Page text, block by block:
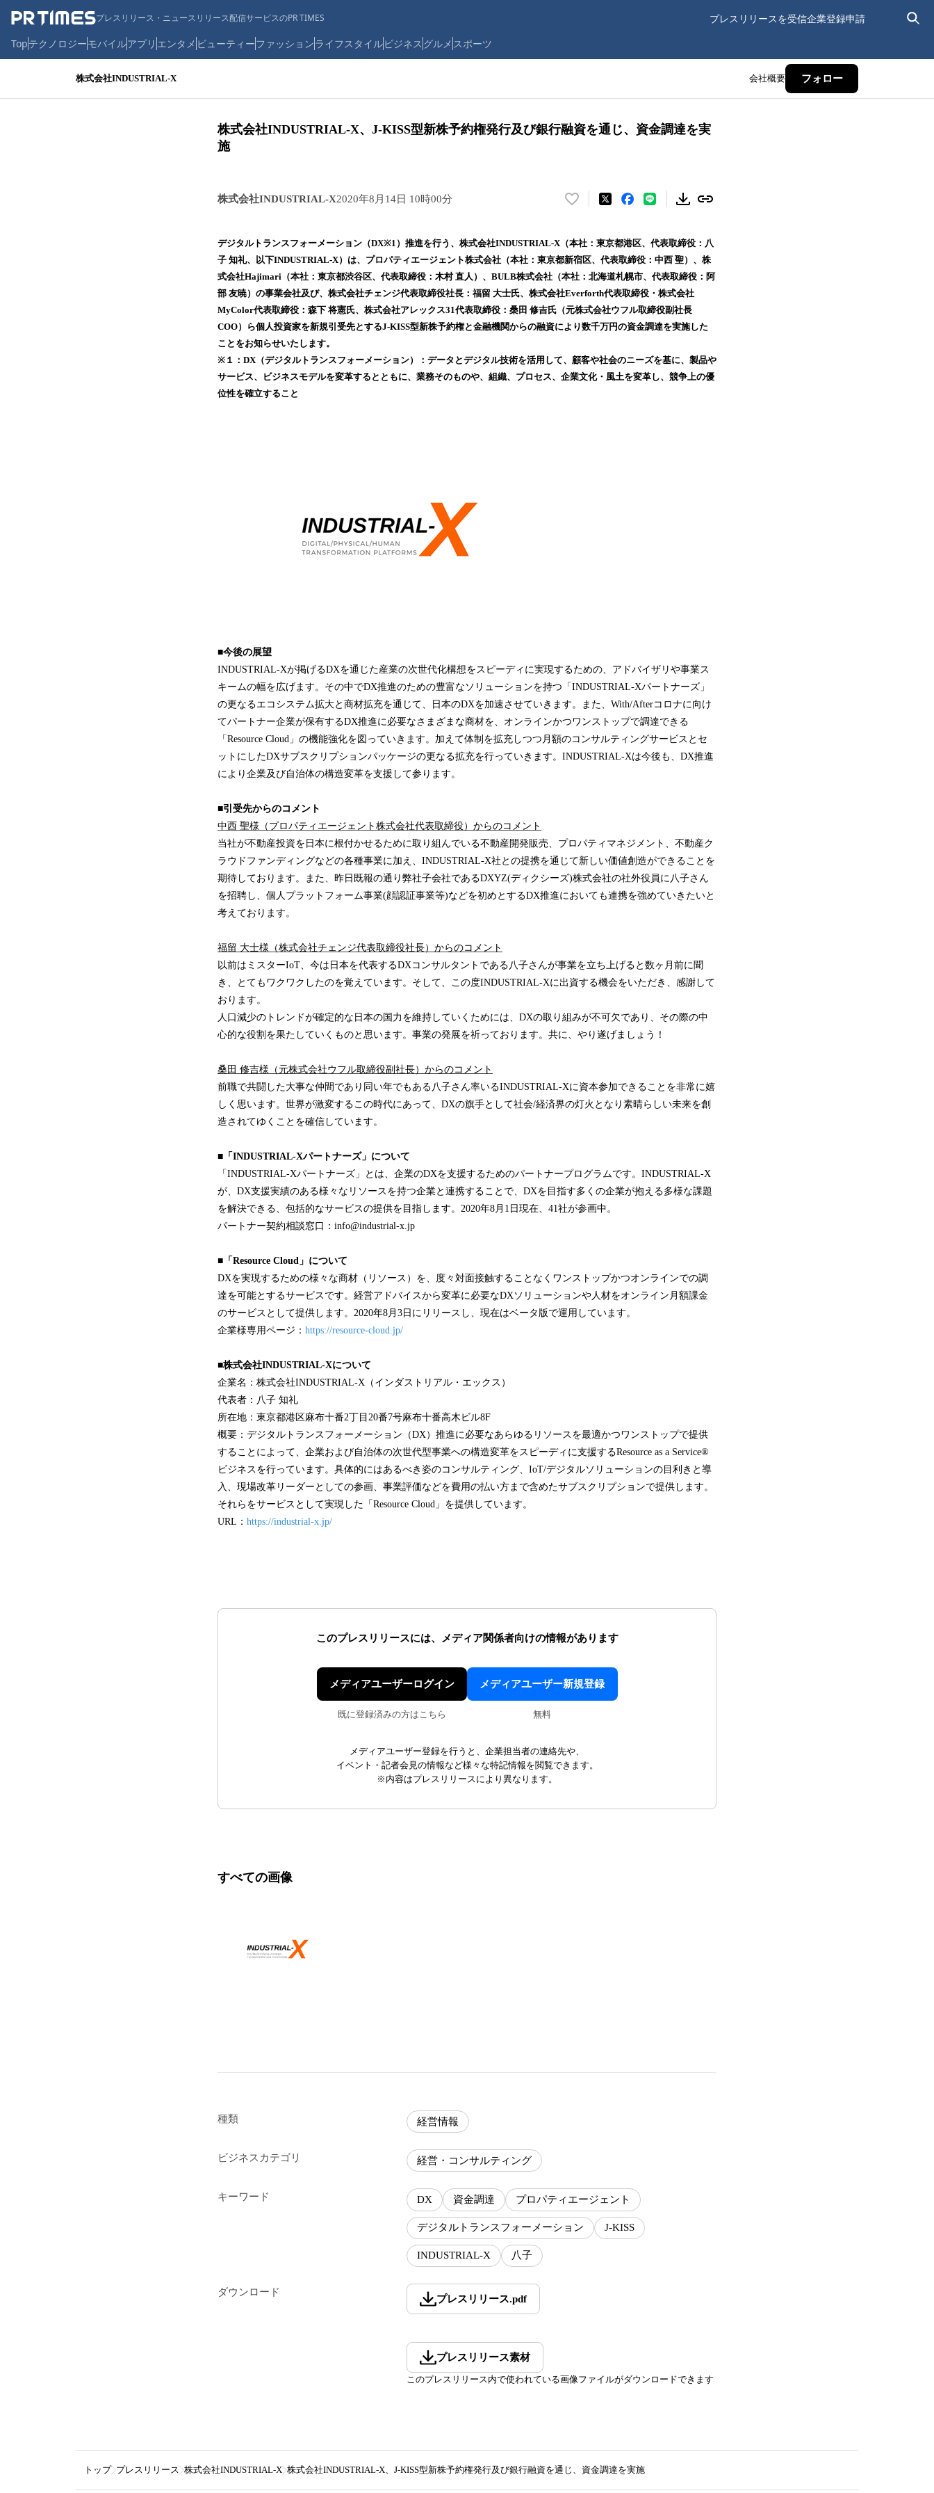
プレスリリース・ニュースリリース配信サービスのPR TIMES プレスリリースを受信企業登録申請
Topテクノロジーモバイルアプリ エンタメ ビューティーファッションライフスタイルビジネス グルメ スポーツ
株式会社INDUSTRIAL-X 会社概要 フォロー
株式会社INDUSTRIAL-X、J-KISS型新株予約権発行及び銀行融資を通じ、資金調達を実
施
株式会社INDUSTRIAL-X2020年8月14日 10時00分
い
！
数
を
読
み
込
で
す
デジタルトランスフォーメーション（DX※1）推進を行う、株式会社INDUSTRIAL-X（本社：東京都港区、代表取締役：八
子 知礼、以下INDUSTRIAL-X）は、プロパティエージェント株式会社（本社：東京都新宿区、代表取締役：中西 聖）、株
式会社Hajimari（本社：東京都渋谷区、代表取締役：木村 直人）、BULB株式会社（本社：北海道札幌市、代表取締役：阿
部 友暁）の事業会社及び、株式会社チェンジ代表取締役社長：福留 大士氏、株式会社Everforth代表取締役・株式会社
MyColor代表取締役：森下 将憲氏、株式会社アレックス31代表取締役：桑田 修吉氏（元株式会社ウフル取締役副社長
COO）ら個人投資家を新規引受先とするJ-KISS型新株予約権と金融機関からの融資により数千万円の資金調達を実施した
ことをお知らせいたします。
※１：DX（デジタルトランスフォーメーション）：データとデジタル技術を活用して、顧客や社会のニーズを基に、製品や
サービス、ビジネスモデルを変革するとともに、業務そのものや、組織、プロセス、企業文化・風土を変革し、競争上の優
位性を確立すること
■今後の展望
INDUSTRIAL-Xが掲げるDXを通じた産業の次世代化構想をスピーディに実現するための、アドバイザリや事業ス
キームの幅を広げます。その中でDX推進のための豊富なソリューションを持つ「INDUSTRIAL-Xパートナーズ」
の更なるエコシステム拡大と商材拡充を通じて、日本のDXを加速させていきます。また、With/Afterコロナに向け
てパートナー企業が保有するDX推進に必要なさまざまな商材を、オンラインかつワンストップで調達できる
「Resource Cloud」の機能強化を図っていきます。加えて体制を拡充しつつ月額のコンサルティングサービスとセ
ットにしたDXサブスクリプションパッケージの更なる拡充を行っていきます。INDUSTRIAL-Xは今後も、DX推進
により企業及び自治体の構造変革を支援して参ります。
■引受先からのコメント
中西 聖様（プロパティエージェント株式会社代表取締役）からのコメント
当社が不動産投資を日本に根付かせるために取り組んでいる不動産開発販売、プロパティマネジメント、不動産ク
ラウドファンディングなどの各種事業に加え、INDUSTRIAL-X社との提携を通じて新しい価値創造ができることを
期待しております。また、昨日既報の通り弊社子会社であるDXYZ(ディクシーズ)株式会社の社外役員に八子さん
を招聘し、個人プラットフォーム事業(顔認証事業等)などを初めとするDX推進においても連携を強めていきたいと
考えております。
福留 大士様（株式会社チェンジ代表取締役社長）からのコメント
以前はミスターIoT、今は日本を代表するDXコンサルタントである八子さんが事業を立ち上げると数ヶ月前に聞
き、とてもワクワクしたのを覚えています。そして、この度INDUSTRIAL-Xに出資する機会をいただき、感謝して
おります。
人口減少のトレンドが確定的な日本の国力を維持していくためには、DXの取り組みが不可欠であり、その際の中
心的な役割を果たしていくものと思います。事業の発展を祈っております。共に、やり遂げましょう！
桑田 修吉様（元株式会社ウフル取締役副社長）からのコメント
前職で共闘した大事な仲間であり同い年でもある八子さん率いるINDUSTRIAL-Xに資本参加できることを非常に嬉
しく思います。世界が激変するこの時代にあって、DXの旗手として社会/経済界の灯火となり素晴らしい未来を創
造されてゆくことを確信しています。
■「INDUSTRIAL-Xパートナーズ」について
「INDUSTRIAL-Xパートナーズ」とは、企業のDXを支援するためのパートナープログラムです。INDUSTRIAL-X
が、DX支援実績のある様々なリソースを持つ企業と連携することで、DXを目指す多くの企業が抱える多様な課題
を解決できる、包括的なサービスの提供を目指します。2020年8月1日現在、41社が参画中。
パートナー契約相談窓口：info@industrial-x.jp
■「Resource Cloud」について
DXを実現するための様々な商材（リソース）を、度々対面接触することなくワンストップかつオンラインでの調
達を可能とするサービスです。経営アドバイスから変革に必要なDXソリューションや人材をオンライン月額課金
のサービスとして提供します。2020年8月3日にリリースし、現在はベータ版で運用しています。
企業様専用ページ： https://resource-cloud.jp/
■株式会社INDUSTRIAL-Xについて
企業名：株式会社INDUSTRIAL-X（インダストリアル・エックス）
代表者：八子 知礼
所在地：東京都港区麻布十番2丁目20番7号麻布十番高木ビル8F
概要：デジタルトランスフォーメーション（DX）推進に必要なあらゆるリソースを最適かつワンストップで提供
することによって、企業および自治体の次世代型事業への構造変革をスピーディに支援するResource as a Service®
ビジネスを行っています。具体的にはあるべき姿のコンサルティング、IoT/デジタルソリューションの目利きと導
入、現場改革リーダーとしての参画、事業評価などを費用の払い方まで含めたサブスクリプションで提供します。
それらをサービスとして実現した「Resource Cloud」を提供しています。
URL： https://industrial-x.jp/
このプレスリリースには、 メディア関係者向けの情報があります
メディアユーザーログイン
既に登録済みの方はこちら
メディアユーザー新規登録
無料
メディアユーザー登録を行うと、企業担当者の連絡先や、
イベント・記者会見の情報など様々な特記情報を閲覧できます。
※内容はプレスリリースにより異なります。
すべての画像
種類 経営情報
ビジネスカテゴリ 経営・コンサルティング
キーワード DX 資金調達 プロパティエージェント
デジタルトランスフォーメーション J-KISS
INDUSTRIAL-X 八子
ダウンロード
プレスリリース.pdf
プレスリリース素材
このプレスリリース内で使われている画像ファイルがダウンロードできます
トップ プレスリリース 株式会社INDUSTRIAL-X 株式会社INDUSTRIAL-X、J-KISS型新株予約権発行及び銀行融資を通じ、資金調達を実施